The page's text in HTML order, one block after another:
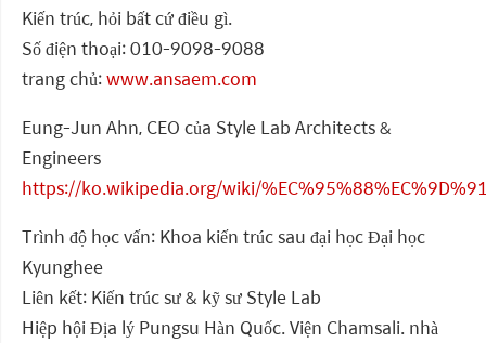
Kiến trúc, hỏi bất cứ điều gì.
Số điện thoại: 010-9098-9088
trang chủ:www.ansaem.com
Eung-Jun Ahn, CEO của Style Lab Architects &
Engineers
https://ko.wikipedia.org/wiki/
Trình độ học vấn: Khoa kiến trúc sau đại học Đại học
Kyunghee
Liên kết: Kiến trúc sư & kỹ sư Style Lab
Hiệp hội Địa lý Pungsu Hàn Quốc. Viện Chamsali. nhà